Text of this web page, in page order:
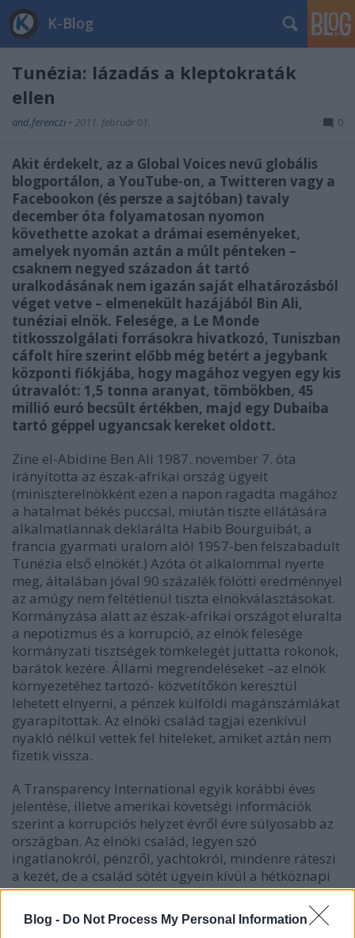
Blog - Do Not Process My Personal Information
K-Blog
Tunézia: lázadás a kleptokraták
ellen
and.ferenczi • 2011. február 01. 0
Akit érdekelt, az a Global Voices nevű globális
blogportálon, a YouTube-on, a Twitteren vagy a
Facebookon (és persze a sajtóban) tavaly
december óta folyamatosan nyomon
követhette azokat a drámai eseményeket,
amelyek nyomán aztán a múlt pénteken –
csaknem negyed századon át tartó
uralkodásának nem igazán saját elhatározásból
véget vetve – elmenekült hazájából Bin Ali,
tunéziai elnök. Felesége, a Le Monde
titkosszolgálati forrásokra hivatkozó, Tuniszban
cáfolt híre szerint előbb még betért a jegybank
központi fiókjába, hogy magához vegyen egy kis
útravalót: 1,5 tonna aranyat, tömbökben, 45
millió euró becsült értékben, majd egy Dubaiba
tartó géppel ugyancsak kereket oldott.
Zine el-Abidine Ben Ali 1987. november 7. óta
irányította az észak-afrikai ország ügyeit
(miniszterelnökként ezen a napon ragadta magához
a hatalmat békés puccsal, miután tiszte ellátására
alkalmatlannak deklarálta Habib Bourguibát, a
francia gyarmati uralom alól 1957-ben felszabadult
Tunézia első elnökét.) Azóta öt alkalommal nyerte
meg, általában jóval 90 százalék fölötti eredménnyel
az amúgy nem feltétlenül tiszta elnökválasztásokat.
Kormányzása alatt az észak-afrikai országot eluralta
a nepotizmus és a korrupció, az elnök felesége
kormányzati tisztségek tömkelegét juttatta rokonok,
barátok kezére. Állami megrendeléseket –az elnök
környezetéhez tartozó- közvetítőkön keresztül
lehetett elnyerni, a pénzek külföldi magánszámlákat
gyarapítottak. Az elnöki család tagjai ezenkívül
nyakló nélkül vettek fel hiteleket, amiket aztán nem
fizetik vissza.
A Transparency International egyik korábbi éves
jelentése, illetve amerikai követségi információk
szerint a korrupciós helyzet évről évre súlyosabb az
országban. Az elnöki család, legyen szó
ingatlanokról, pénzről, yachtokról, mindenre ráteszi
a kezét, de a család sötét ügyein kívül a hétköznapi
korrupció is rohasztja a hivatalokat, hatóságokat. A
beszámoló szerint a burjánzó korrupció, és a család
önkényétől való félelem elriasztja a befektetőket, és